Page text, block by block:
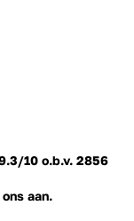
10o.b.v. 2856
aan.